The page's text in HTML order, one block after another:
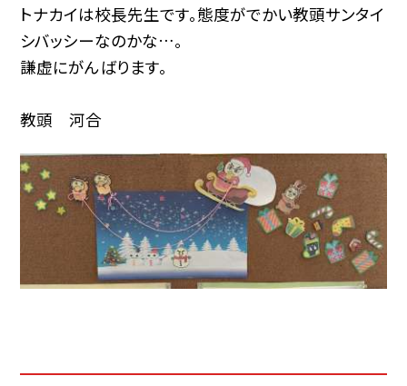
トナカイは校長先生です。態度がでかい教頭サンタイ
シバッシーなのかな…。
謙虚にがんばります。
教頭 河合